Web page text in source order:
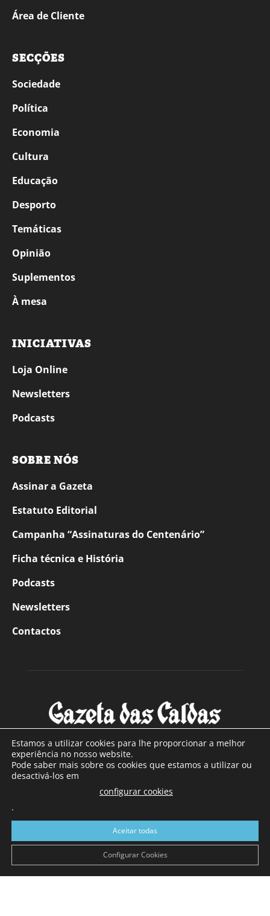
Área de Cliente
SECÇÕES
Sociedade
Política
Economia
Cultura
Educação
Desporto
Temáticas
Opinião
Suplementos
À mesa
INICIATIVAS
Loja Online
Newsletters
Podcasts
SOBRE NÓS
Assinar a Gazeta
Estatuto Editorial
Campanha “Assinaturas do Centenário”
Ficha técnica e História
Podcasts
Newsletters
Contactos
SOBRE NÓS
Com sede nas Caldas da Rainha e mais de 90 anos de
a sul de distrito de Leiria, com mais de 40.000 leitores por
toda a região Oeste. Jornal com distribuição em Portugal
Continental e assinatura online.
Estamos a utilizar cookies para lhe proporcionar a melhor
experiência no nosso website.
Pode saber mais sobre os cookies que estamos a utilizar ou
desactivá-los em
configurar cookies
.
Aceitar todas
Configurar Cookies